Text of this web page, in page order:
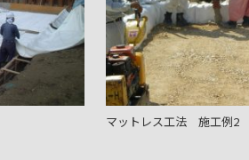
マットレス工法 施工例2